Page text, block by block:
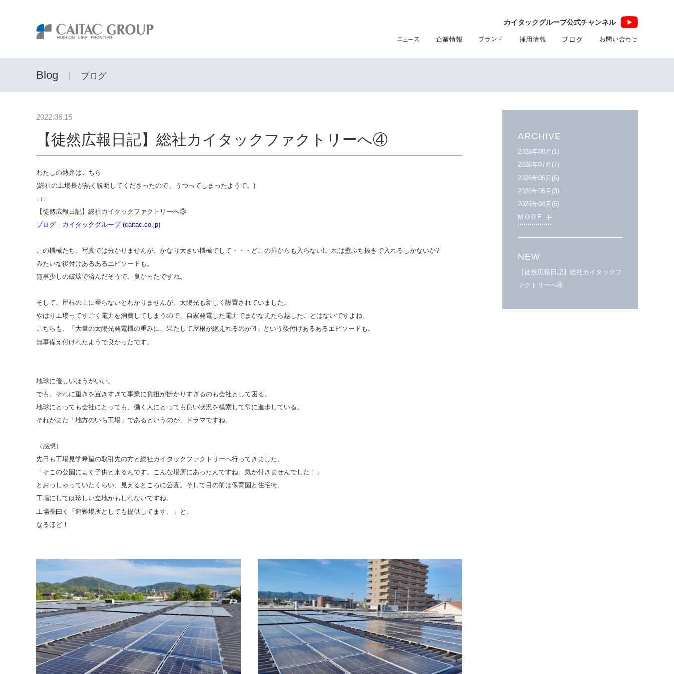
カイタックグループ公式チャンネル
Blog ブログ
2022.06.15
【徒然広報日記】総社カイタックファクトリーへ④
わたしの熱弁はこちら
(総社の工場長が熱く説明してくださったので、うつってしまったようで。)
↓↓↓
【徒然広報日記】総社カイタックファクトリーへ③
ブログ｜カイタックグループ (caitac.co.jp)
この機械たち、写真では分かりませんが、かなり大きい機械でして・・・どこの扉からも入らない!これは壁ぶち抜きで入れるしかないか?
みたいな後付けあるあるエピソードも。
無事少しの破壊で済んだそうで、良かったですね。
そして、屋根の上に登らないとわかりませんが、太陽光も新しく設置されていました。
やはり工場ってすごく電力を消費してしまうので、自家発電した電力でまかなえたら越したことはないですよね。
こちらも、「大量の太陽光発電機の重みに、果たして屋根が絶えれるのか?!」という後付けあるあるエピソードも。
無事備え付けれたようで良かったです。
地球に優しいほうがいい。
でも、それに重きを置きすぎて事業に負担が掛かりすぎるのも会社として困る。
地球にとっても会社にとっても、働く人にとっても良い状況を模索して常に進歩している。
それがまた「地方のいち工場」であるというのが、ドラマですね。
（感想）
先日も工場見学希望の取引先の方と総社カイタックファクトリーへ行ってきました。
「そこの公園によく子供と来るんです。こんな場所にあったんですね。気が付きませんでした！」
とおっしゃっていたくらい、見えるところに公園。そして目の前は保育園と住宅街。
工場にしては珍しい立地かもしれないですね。
工場長曰く「避難場所としても提供してます。」と。
なるほど！
ARCHIVE
2026年08月(1)
2026年07月(7)
2026年06月(6)
2026年05月(3)
2026年04月(6)
MORE
NEW
【徒然広報日記】総社カイタックフ
ァクトリーへ④